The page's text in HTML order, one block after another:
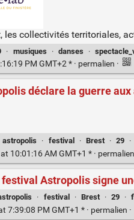
les collectivités territoriales,
· musiques · danses ·
PM GMT+2 * · permalien ·
déclare la guerre
astropolis · festival · Brest · 29 ·
10:01:16 AM GMT+1 * · permalien
Astropolis signe
· festival · Brest · 29 ·
7:39:08 PM GMT+1 * · permalien ·